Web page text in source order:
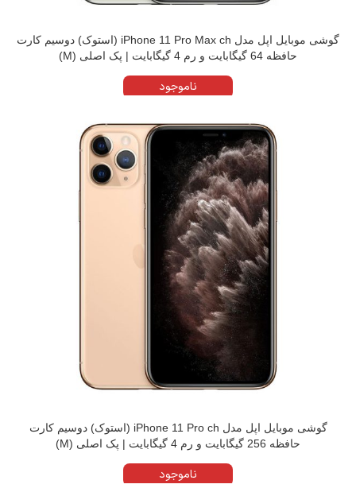
گوشی موبایل اپل مدل iPhone 11 Pro Max ch (استوک) دوسیم کارت
حافظه 64 گیگابایت و رم 4 گیگابایت | پک اصلی (M)
ناموجود
گوشی موبایل اپل مدل iPhone 11 Pro ch (استوک) دوسیم کارت
حافظه 256 گیگابایت و رم 4 گیگابایت | پک اصلی (M)
ناموجود